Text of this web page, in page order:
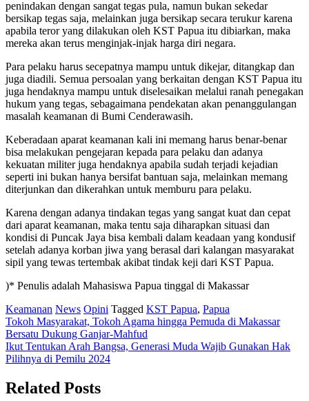
penindakan dengan sangat tegas pula, namun bukan sekedar
bersikap tegas saja, melainkan juga bersikap secara terukur karena
apabila teror yang dilakukan oleh KST Papua itu dibiarkan, maka
mereka akan terus menginjak-injak harga diri negara.
Para pelaku harus secepatnya mampu untuk dikejar, ditangkap dan
juga diadili. Semua persoalan yang berkaitan dengan KST Papua itu
juga hendaknya mampu untuk diselesaikan melalui ranah penegakan
hukum yang tegas, sebagaimana pendekatan akan penanggulangan
masalah keamanan di Bumi Cenderawasih.
Keberadaan aparat keamanan kali ini memang harus benar-benar
bisa melakukan pengejaran kepada para pelaku dan adanya
kekuatan militer juga hendaknya apabila sudah terjadi kejadian
seperti ini bukan hanya bersifat bantuan saja, melainkan memang
diterjunkan dan dikerahkan untuk memburu para pelaku.
Karena dengan adanya tindakan tegas yang sangat kuat dan cepat
dari aparat keamanan, maka tentu saja diharapkan situasi dan
kondisi di Puncak Jaya bisa kembali dalam keadaan yang kondusif
setelah adanya korban jiwa yang berasal dari kalangan masyarakat
sipil yang tewas tertembak akibat tindak keji dari KST Papua.
)* Penulis adalah Mahasiswa Papua tinggal di Makassar
Keamanan News Opini Tagged KST Papua, Papua
Post
navigation
Tokoh Masyarakat, Tokoh Agama hingga Pemuda di Makassar
Bersatu Dukung Ganjar-Mahfud
Ikut Tentukan Arah Bangsa, Generasi Muda Wajib Gunakan Hak
Pilihnya di Pemilu 2024
Related Posts